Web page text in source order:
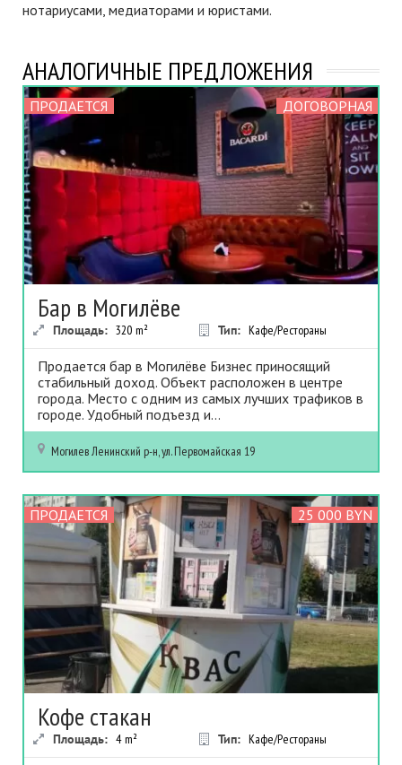
нотариусами, медиаторами и юристами.
АНАЛОГИЧНЫЕ ПРЕДЛОЖЕНИЯ
ПРОДАЕТСЯ ДОГОВОРНАЯ
Бар в Могилёве
Площадь: 320 m² Тип: Кафе/Рестораны
Продается бар в Могилёве Бизнес приносящий
стабильный доход. Объект расположен в центре
города. Место с одним из самых лучших трафиков в
городе. Удобный подъезд и...
МогилевЛенинский р-н, ул. Первомайская 19
ПРОДАЕТСЯ 25 000 BYN
Кофе стакан
Площадь: 4 m² Тип: Кафе/Рестораны